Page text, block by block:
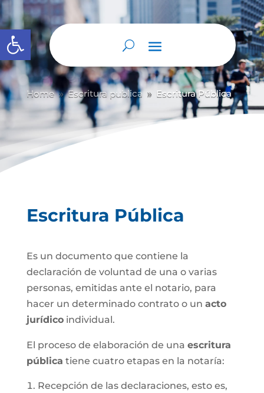
Abrir barra de herramientas
Home 9 Escritura publica 9 Escritura Pública
Escritura Pública
Es un documento que contiene la
declaración de voluntad de una o varias
personas, emitidas ante el notario, para
hacer un determinado contrato o un acto
jurídicoindividual.
El proceso de elaboración de una escritura
pública tiene cuatro etapas en la notaría:
Recepción de las declaraciones, esto es,